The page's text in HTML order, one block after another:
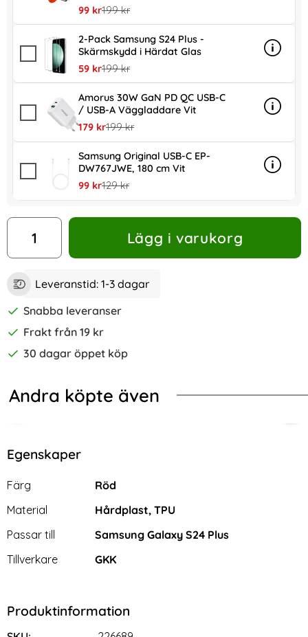
rea pris
99 krtidigare pris
199 kr
2-Pack Samsung S24 Plus -
Skärmskydd i Härdat Glas
rea pris
59 krtidigare pris
199 kr
Info
mer
Amorus 30W GaN PD QC USB-C
/ USB-A Väggladdare Vit
rea pris
179 krtidigare pris
199 kr
Info
mer
Samsung Original USB-C EP-
DW767JWE, 180 cm Vit
rea pris
99 krtidigare pris
129 kr
Info
mer
antal
Lägg i varukorg
Leveranstid: 1-3 dagar
Snabba leveranser
Frakt från 19 kr
30 dagar öppet köp
Andra köpte även
Röd
Samsung Galaxy S24 Plus Fodral Läder Rosa/Röd
Galaxy S24 Plus Skal Xtreme
Shockproof Hybrid Mörk Blå
Egenskaper
Egenskaper/attribut för denna produkt
Attribut
Färg
Röd
Material
Hårdplast, TPU
Passar till
Samsung Galaxy S24 Plus
Tillverkare
GKK
Produktinformation